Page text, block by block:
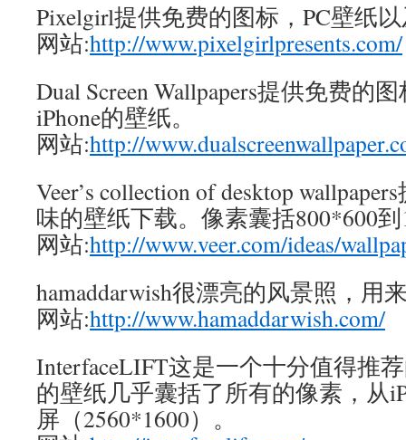
Pixelgirl提供免费的图标，PC壁纸
网站:http://www.pixelgirlpresents.com/
Dual Screen Wallpapers提供免费的
iPhone的壁纸。
网站:http://
Veer’s collection of desktop
味的壁纸下载。像素囊括800*600到
网站:http://www.veer.com/ideas/
hamaddarwish很漂亮的风景照，用
网站:http://www.hamaddarwish.com/
InterfaceLIFT这是一个十分值得推
的壁纸几乎囊括了所有的像素，从
屏（2560*1600）。